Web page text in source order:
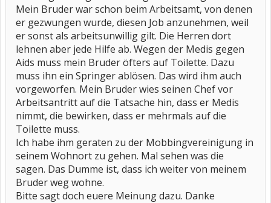
Mein Bruder war schon beim Arbeitsamt, von denen
er gezwungen wurde, diesen Job anzunehmen, weil
er sonst als arbeitsunwillig gilt. Die Herren dort
lehnen aber jede Hilfe ab. Wegen der Medis gegen
Aids muss mein Bruder öfters auf Toilette. Dazu
muss ihn ein Springer ablösen. Das wird ihm auch
vorgeworfen. Mein Bruder wies seinen Chef vor
Arbeitsantritt auf die Tatsache hin, dass er Medis
nimmt, die bewirken, dass er mehrmals auf die
Toilette muss.
Ich habe ihm geraten zu der Mobbingvereinigung in
seinem Wohnort zu gehen. Mal sehen was die
sagen. Das Dumme ist, dass ich weiter von meinem
Bruder weg wohne.
Bitte sagt doch euere Meinung dazu. Danke